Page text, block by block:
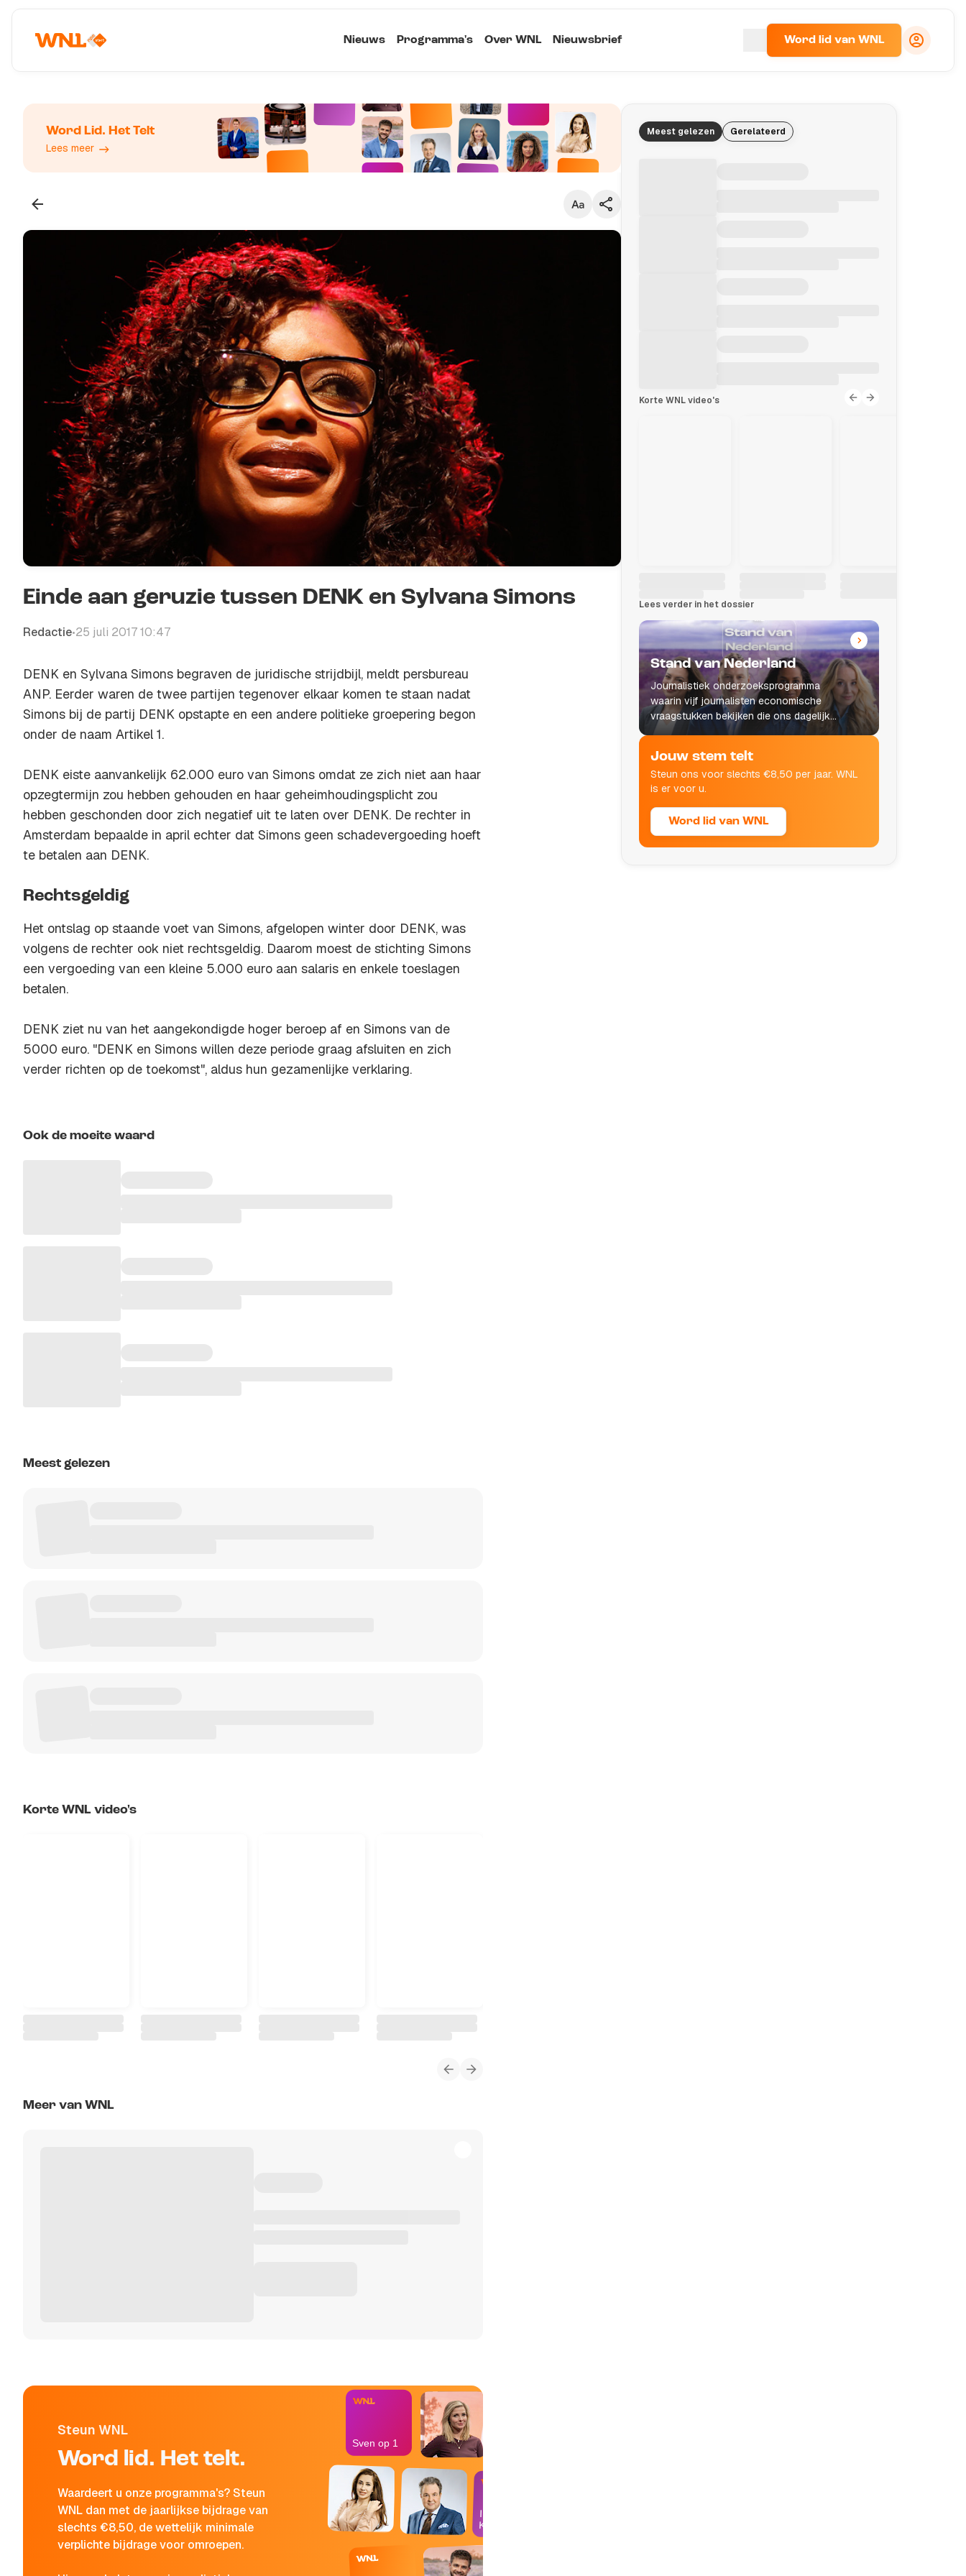
Nieuws Programma's Over WNL Nieuwsbrief Word lid van WNL
Word Lid. Het Telt
Lees meer
Einde aan geruzie tussen DENK en Sylvana Simons
Redactie•25 juli 2017 10:47
DENK en Sylvana Simons begraven de juridische strijdbijl, meldt persbureau
ANP. Eerder waren de twee partijen tegenover elkaar komen te staan nadat
Simons bij de partij DENK opstapte en een andere politieke groepering begon
onder de naam Artikel 1.
DENK eiste aanvankelijk 62.000 euro van Simons omdat ze zich niet aan haar
opzegtermijn zou hebben gehouden en haar geheimhoudingsplicht zou
hebben geschonden door zich negatief uit te laten over DENK. De rechter in
Amsterdam bepaalde in april echter dat Simons geen schadevergoeding hoeft
te betalen aan DENK.
Rechtsgeldig
Het ontslag op staande voet van Simons, afgelopen winter door DENK, was
volgens de rechter ook niet rechtsgeldig. Daarom moest de stichting Simons
een vergoeding van een kleine 5.000 euro aan salaris en enkele toeslagen
betalen.
DENK ziet nu van het aangekondigde hoger beroep af en Simons van de
5000 euro. "DENK en Simons willen deze periode graag afsluiten en zich
verder richten op de toekomst", aldus hun gezamenlijke verklaring.
Ook de moeite waard
Meest gelezen
Korte WNL video's
Meer van WNL
Steun WNL
Word lid. Het telt.
Waardeert u onze programma's? Steun
WNL dan met de jaarlijkse bijdrage van
slechts €8,50, de wettelijk minimale
verplichte bijdrage voor omroepen.
In de
Kantine
Sven op 1
Meest gelezen Gerelateerd
Korte WNL video's
Lees verder in het dossier
Stand van Nederland
Journalistiek onderzoeksprogramma
waarin vijf journalisten economische
vraagstukken bekijken die ons dagelijks
leven raken.
Jouw stem telt
Steun ons voor slechts €8,50 per jaar. WNL
is er voor u.
Word lid van WNL